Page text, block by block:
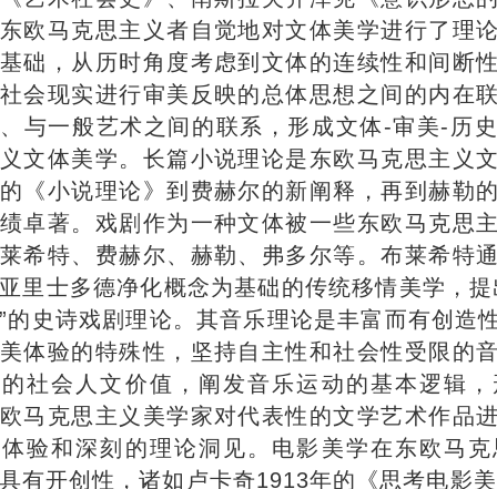
欧马克思主义者自觉地对文体美学进行了理
础，从历时角度考虑到文体的连续性和间断
会现实进行审美反映的总体思想之间的内在
与一般艺术之间的联系，形成文体-审美-历
文体美学。长篇小说理论是东欧马克思主义
《小说理论》到费赫尔的新阐释，再到赫勒
卓著。戏剧作为一种文体被一些东欧马克思
希特、费赫尔、赫勒、弗多尔等。布莱希特
里士多德净化概念为基础的传统移情美学，
的史诗戏剧理论。其音乐理论是丰富而有创造
体验的特殊性，坚持自主性和社会性受限的
社会人文价值，阐发音乐运动的基本逻辑
马克思主义美学家对代表性的文学艺术作品
验和深刻的理论洞见。电影美学在东欧马
有开创性，诸如卢卡奇1913年的《思考电影